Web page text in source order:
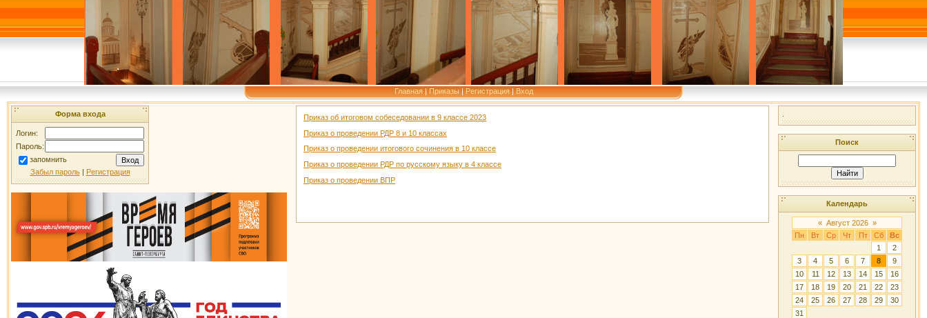
Главная| Приказы| Регистрация| Вход
Форма входа
Логин:
Пароль:
запомнить
Забыл пароль| Регистрация
Приказ об итоговом собеседовании в 9 классе 2023
Приказ о проведении РДР 8 и 10 классах
Приказ о проведении итогового сочинения в 10 классе
Приказ о проведении РДР по русскому языку в 4 классе
Приказ о проведении ВПР
Поиск
Календарь
« Август 2026 »
Пн
Вт Ср Чт Пт Сб
Вс
1
2
3
4 5 6 7 8
9
10
11 12 13 14 15
16
17
18 19 20 21 22
23
24
25 26 27 28 29
30
31